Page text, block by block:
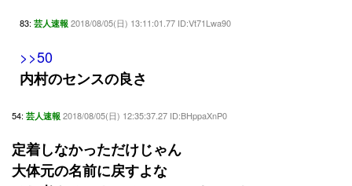
83: 芸人速報 2018/08/05(日) 13:11:01.77 ID:Vt71Lwa90
>>50
内村のセンスの良さ
54: 芸人速報 2018/08/05(日) 12:35:37.27 ID:BHppaXnP0
定着しなかっただけじゃん
大体元の名前に戻すよな